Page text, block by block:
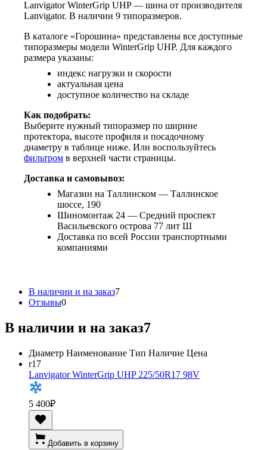
Lanvigator WinterGrip UHP — шина от производителя
Lanvigator. В наличии 9 типоразмеров.
В каталоге «Горошина» представлены все доступные
типоразмеры модели WinterGrip UHP. Для каждого
размера указаны:
индекс нагрузки и скорости
актуальная цена
доступное количество на складе
Как подобрать:
Выберите нужный типоразмер по ширине
протектора, высоте профиля и посадочному
диаметру в таблице ниже. Или воспользуйтесь
фильтром в верхней части страницы.
Доставка и самовывоз:
Магазин на Таллинском — Таллинское
шоссе, 190
Шиномонтаж 24 — Средний проспект
Васильевского острова 77 лит Ш
Доставка по всей России транспортными
компаниями
В наличии и на заказ7
Отзывы0
В наличии и на заказ7
Диаметр Наименование Тип Наличие Цена
r17
Lanvigator WinterGrip UHP 225/50R17 98V
5 400₽
Добавить в корзину